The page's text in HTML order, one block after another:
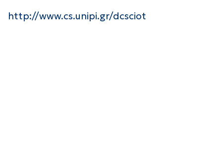
http://www.cs.unipi.gr/dcsciot